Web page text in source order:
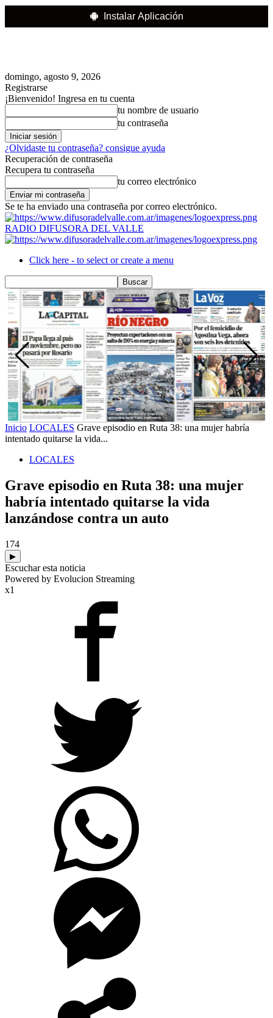
Instalar Aplicación
domingo, agosto 9, 2026
Registrarse
¡Bienvenido! Ingresa en tu cuenta
tu nombre de usuario
tu contraseña
¿Olvidaste tu contraseña? consigue ayuda
Recuperación de contraseña
Recupera tu contraseña
tu correo electrónico
Se te ha enviado una contraseña por correo electrónico.
RADIO DIFUSORA DEL VALLE
Click here - to select or create a menu
Inicio LOCALES Grave episodio en Ruta 38: una mujer habría
intentado quitarse la vida...
LOCALES
Grave episodio en Ruta 38: una mujer
habría intentado quitarse la vida
lanzándose contra un auto
174
▶
Escuchar esta noticia
Powered by Evolucion Streaming
x1